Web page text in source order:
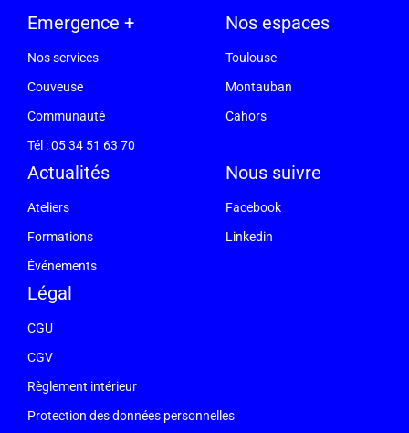
Emergence +
Nos services
Couveuse
Communauté
Tél : 05 34 51 63 70
Nos espaces
Toulouse
Montauban
Cahors
Actualités
Ateliers
Formations
Événements
Légal
CGU
CGV
Règlement intérieur
Protection des données personnelles
Nous suivre
Facebook
Linkedin